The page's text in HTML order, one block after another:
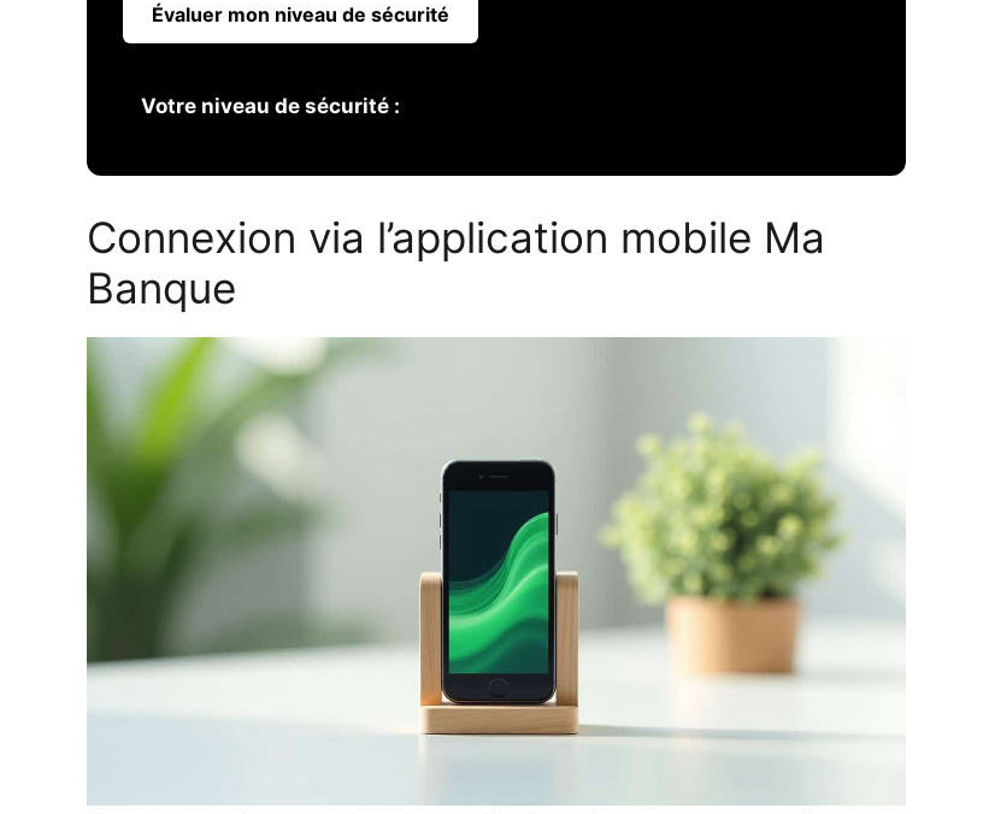
Évaluer mon niveau de sécurité
Votre niveau de sécurité :
Connexion via l’application mobile Ma
Banque